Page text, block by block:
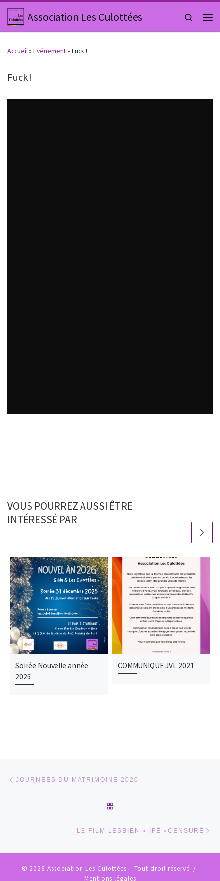
Passer au contenu
Association Les Culottées
Search
Accueil» Evénement» Fuck !
Fuck !
VOUS POURREZ AUSSI ÊTRE
INTÉRESSÉ PAR
Soirée Nouvelle année
2026
COMMUNIQUE JVL 2021
JOURNEES DU MATRIMOINE 2020
LE FILM LESBIEN « IFÉ »CENSURÉ
© 2026 Association Les Culottées – Tout droit réservé /
Mentions légales